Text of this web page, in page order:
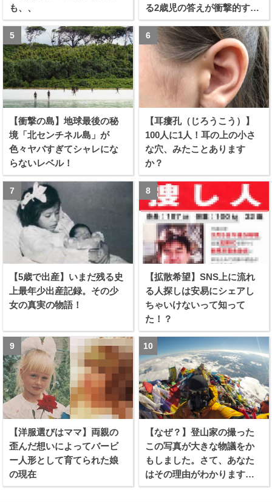
も、、
る2歳児の答えが衝撃的すぎ
る！！
【衝撃の島】地球最後の秘
境「北センチネル島」が
色々ヤバすぎてシャレにな
らないレベル！
【耳瘻孔（じろうこう）】
100人に1人！耳の上の小さ
な穴、みたことあります
か？
【5歳で出産】いまだ残る史
上最年少出産記録。その少
女の真実の物語！
【拡散希望】SNS上に流れ
る人探しは安易にシェアし
ちゃいけないって知って
た！？
【洋服選びはママ】両親の
歪んだ想いによってバービ
ー人形として育てられた娘
の現在
【なぜ？】登山家の撮った
この写真が大きな物議をか
もしました。さて、あなた
はその理由がわかります
か？